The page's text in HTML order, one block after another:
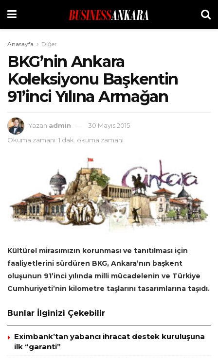
Anasayfa Diğer
BKG’nin Ankara
Koleksiyonu Başkentin
91’inci Yılına Armağan
Yazan admin
30 Mayıs 2015
Okuma zamanı: 1 dak. okuma zamanı
Kültürel mirasımızın korunması ve tanıtılması için
faaliyetlerini sürdüren BKG, Ankara’nın başkent
oluşunun 91’inci yılında milli mücadelenin ve Türkiye
Cumhuriyeti’nin kilometre taşlarını tasarımlarına taşıdı.
Bunlar İlginizi Çekebilir
Eximbank’tan yabancı ihracat destek kuruluşuna
ilk “garanti”